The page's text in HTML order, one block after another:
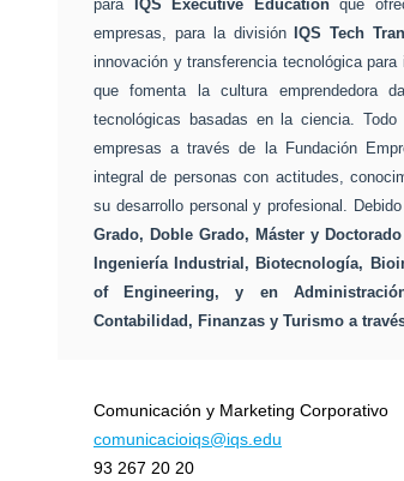
para
IQS Executive Educationque
empresas, para la división
IQS Tech
innovación y transferencia tecnológica
que fomenta la cultura emprendedora
tecnológicas basadas en la ciencia.
empresas a través de la Fundación
integral de personas con actitudes,
su desarrollo personal y profesional.
Grado, Doble Grado, Máster y
Ingeniería Industrial, Biotecnología,
of Engineering, y en
Contabilidad, Finanzas y Turismo a
Comunicación y Marketing Corporativo
comunicacioiqs@iqs.edu
93 267 20 20